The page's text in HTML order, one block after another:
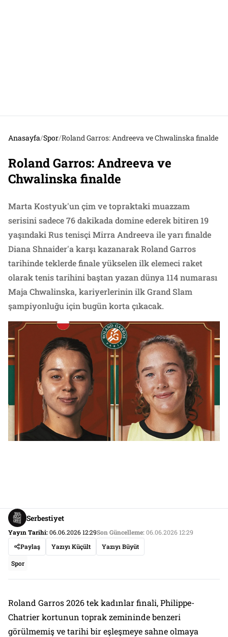
Anasayfa/Spor/Roland Garros: Andreeva ve Chwalinska finalde
Roland Garros: Andreeva ve
Chwalinska finalde
Marta Kostyuk'un çim ve topraktaki muazzam
serisini sadece 76 dakikada domine ederek bitiren 19
yaşındaki Rus tenisçi Mirra Andreeva ile yarı finalde
Diana Shnaider'a karşı kazanarak Roland Garros
tarihinde teklerde finale yükselen ilk elemeci raket
olarak tenis tarihini baştan yazan dünya 114 numarası
Maja Chwalinska, kariyerlerinin ilk Grand Slam
şampiyonluğu için bugün korta çıkacak.
Serbestiyet
Yayın Tarihi:06.06.2026 12:29Son Güncelleme:06.06.2026 12:29
Paylaş
Yazıyı Küçült Yazıyı Büyüt
Spor
Roland Garros 2026 tek kadınlar finali, Philippe-
Chatrier kortunun toprak zemininde benzeri
görülmemiş ve tarihi bir eşleşmeye sahne olmaya